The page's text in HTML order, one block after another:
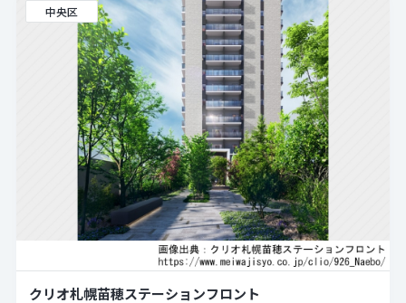
中央区
クリオ札幌苗穂ステーションフロント